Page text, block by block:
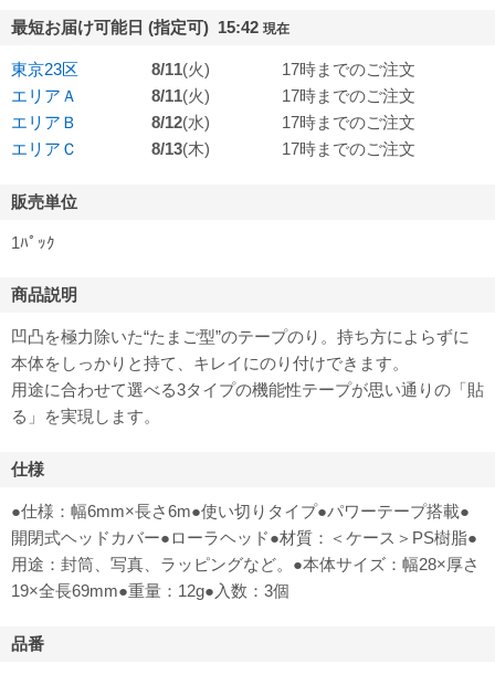
最短お届け可能日 (指定可) 15:42 現在
東京23区 8/11(火)
17時までのご注文
エリアＡ
8/11(火)
17時までのご注文
エリアＢ
8/12(水)
17時までのご注文
エリアＣ
8/13(木) 17時までのご注文
販売単位
1ﾊﾟｯｸ
商品説明
凹凸を極力除いた“たまご型”のテープのり。持ち方によらずに
本体をしっかりと持て、キレイにのり付けできます。
用途に合わせて選べる3タイプの機能性テープが思い通りの「貼
る」を実現します。
仕様
●仕様：幅6mm×長さ6m●使い切りタイプ●パワーテープ搭載●
開閉式ヘッドカバー●ローラヘッド●材質：＜ケース＞PS樹脂●
用途：封筒、写真、ラッピングなど。●本体サイズ：幅28×厚さ
19×全長69mm●重量：12g●入数：3個
品番